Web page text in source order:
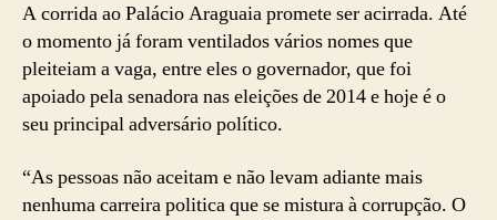
A corrida ao Palácio Araguaia promete ser acirrada. Até
o momento já foram ventilados vários nomes que
pleiteiam a vaga, entre eles o governador, que foi
apoiado pela senadora nas eleições de 2014 e hoje é o
seu principal adversário político.
“As pessoas não aceitam e não levam adiante mais
nenhuma carreira politica que se mistura à corrupção. O